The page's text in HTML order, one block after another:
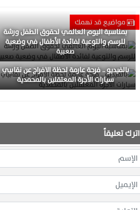
مواضيع قد تهمك
بمناسبة اليوم العالمي لحقوق الطفل ورشة
للرسم والتوعية لفائدة الأطفال في وضعية
صعبية
بالفيديو .. فرحة عارمة لحظة الافراج عن نقابيي
سيارات الأجرة المعتقلين بالمحمدية
اترك تعليقاً